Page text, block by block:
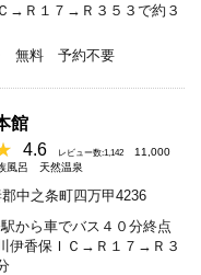
→Ｒ１７→Ｒ３５３で約３
無料 予約不要
館
4.6 レビュー数:1,142
11,000
風呂 天然温泉
中之条町四万甲4236
から車でバス４０分終点
伊香保ＩＣ→Ｒ１７→Ｒ３